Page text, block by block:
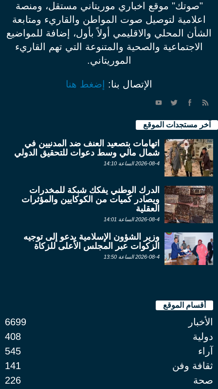
"صوتك" موقع اخباري موريتاني مستقل، ومنصة
اعلامية لتوصيل صوت المواطن والقاريء ومتابعة
الشأن المحلي والاقليمي أولاً بأول، إضافة للمواضيع
الاجتماعية والصحية والمتنوعة التي تهم القاريء
الموريتاني.
الإتصال بنا: إضغط هنا
آخر مستجدات الموقع
اتهامات بتصعيد العنف ضد المدنيين في
شمال مالي وسط دعوات للتحقيق الدولي
2026-08-4 الساعة 14:10
الدرك الوطني يفكك شبكة للمخدرات
ويصادر كميات من الكوكايين والمؤثرات
العقلية
2026-08-4 الساعة 14:01
وزير الشؤون الإسلامية يدعو إلى توجيه
الزكوات عبر المجلس الأعلى للزكاة
2026-08-4 الساعة 13:50
أقسام الموقع
الأخبار
6699
دولية
408
آراء
545
ثقافة وفن
141
صحة
226